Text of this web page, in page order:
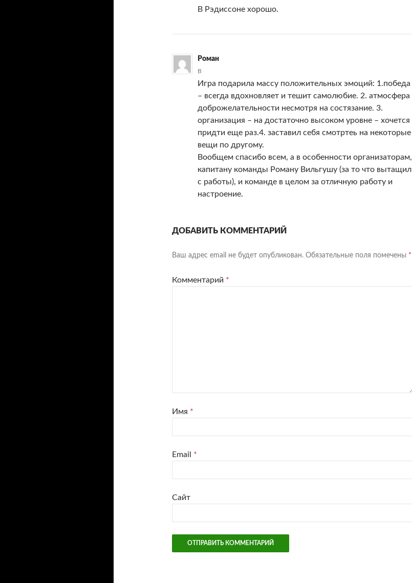
В Рэдиссоне хорошо.
Роман
В
Игра подарила массу положительных эмоций: 1.победа
– всегда вдохновляет и тешит самолюбие. 2. атмосфера
доброжелательности несмотря на состязание. 3.
организация – на достаточно высоком уровне – хочется
придти еще раз.4. заставил себя смотртеь на некоторые
вещи по другому.
Вообщем спасибо всем, а в особенности организаторам,
капитану команды Роману Вильгушу (за то что вытащил
с работы), и команде в целом за отличную работу и
настроение.
ДОБАВИТЬ КОММЕНТАРИЙ
Ваш адрес email не будет опубликован. Обязательные поля помечены *
Комментарий *
Имя *
Email *
Сайт